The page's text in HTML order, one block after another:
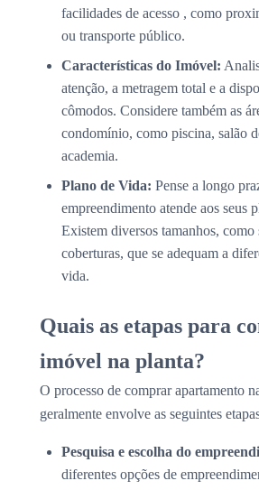
facilidades de acesso , como
ou transporte público.
Características do Imóvel:
atenção, a metragem total e a
cômodos. Considere também as
condomínio, como piscina, salão
academia.
Plano de Vida: Pense a longo
empreendimento atende aos seus
Existem diversos tamanhos,
coberturas, que se adequam a
vida.
Quais as etapas para
imóvel na planta?
O processo de comprar apartamento
geralmente envolve as seguintes
Pesquisa e escolha do
diferentes opções de